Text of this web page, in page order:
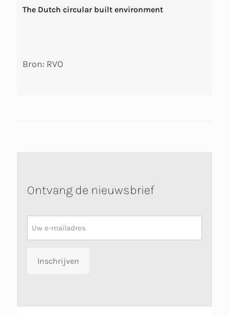
The Dutch circular built environment
Bron: RVO
Ontvang de nieuwsbrief
Inschrijven